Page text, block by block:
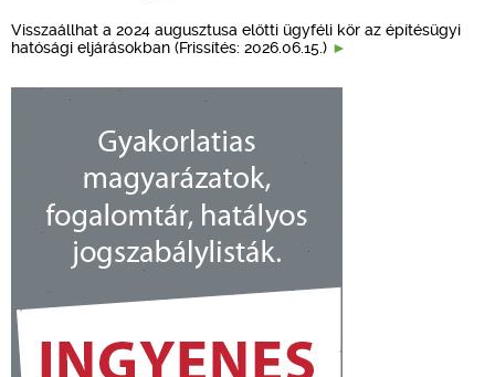
Visszaállhat a 2024 augusztusa előtti ügyféli kör az építésügyi
hatósági eljárásokban (Frissítés: 2026.06.15.)